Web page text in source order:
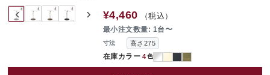
‹ ›
寸法 高さ275
在庫カラー 4色
¥4,460 （税込）
最小注文数量: 1台〜